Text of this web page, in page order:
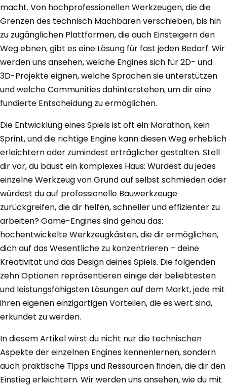
macht. Von hochprofessionellen Werkzeugen, die die
Grenzen des technisch Machbaren verschieben, bis hin
zu zugänglichen Plattformen, die auch Einsteigern den
Weg ebnen, gibt es eine Lösung für fast jeden Bedarf. Wir
werden uns ansehen, welche Engines sich für 2D- und
3D-Projekte eignen, welche Sprachen sie unterstützen
und welche Communities dahinterstehen, um dir eine
fundierte Entscheidung zu ermöglichen.
Die Entwicklung eines Spiels ist oft ein Marathon, kein
Sprint, und die richtige Engine kann diesen Weg erheblich
erleichtern oder zumindest erträglicher gestalten. Stell
dir vor, du baust ein komplexes Haus: Würdest du jedes
einzelne Werkzeug von Grund auf selbst schmieden oder
würdest du auf professionelle Bauwerkzeuge
zurückgreifen, die dir helfen, schneller und effizienter zu
arbeiten? Game-Engines sind genau das:
hochentwickelte Werkzeugkästen, die dir ermöglichen,
dich auf das Wesentliche zu konzentrieren – deine
Kreativität und das Design deines Spiels. Die folgenden
zehn Optionen repräsentieren einige der beliebtesten
und leistungsfähigsten Lösungen auf dem Markt, jede mit
ihren eigenen einzigartigen Vorteilen, die es wert sind,
erkundet zu werden.
In diesem Artikel wirst du nicht nur die technischen
Aspekte der einzelnen Engines kennenlernen, sondern
auch praktische Tipps und Ressourcen finden, die dir den
Einstieg erleichtern. Wir werden uns ansehen, wie du mit